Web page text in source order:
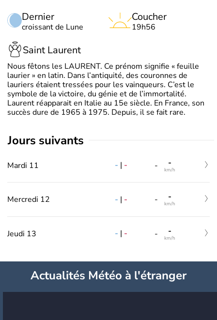
Dernier
croissant de Lune
Coucher
19h56
Saint Laurent
Nous fêtons les LAURENT. Ce prénom signifie « feuille
laurier » en latin. Dans l’antiquité, des couronnes de
lauriers étaient tressées pour les vainqueurs. C’est le
symbole de la victoire, du génie et de l’immortalité.
Laurent réapparait en Italie au 15e siècle. En France, son
succès dure de 1965 à 1975. Depuis, il se fait rare.
jours suivants
Mardi 11 - | - - -
km/h
Mercredi 12 - | - - -
km/h
Jeudi 13 - | - - -
km/h
Actualités Météo à l'étranger